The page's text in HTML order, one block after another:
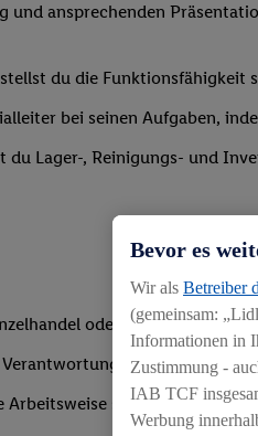
und ansprechenden
du die Funktionsfähigkeit
bei seinen Aufgaben,
du Lager-, Reinigungs- und
oder einer
Arbeitsweise sowie
Bevor es
Wir als Betreiber
(gemeinsam:
Informationen in
Zustimmung -
IAB TCF
Werbung